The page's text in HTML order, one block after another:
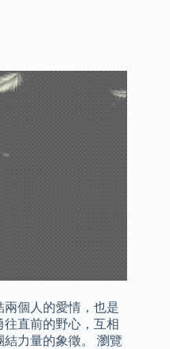
個人的愛情，也是
直前的野心，互相
力量的象徵。 瀏覽